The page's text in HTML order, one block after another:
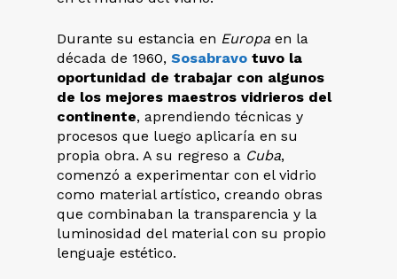
Durante su estancia en Europa en la
década de 1960,Sosabravo tuvo la
oportunidad de trabajar con algunos
de los mejores maestros vidrieros del
continente, aprendiendo técnicas y
procesos que luego aplicaría en su
propia obra. A su regreso a Cuba,
comenzó a experimentar con el vidrio
como material artístico, creando obras
que combinaban la transparencia y la
luminosidad del material con su propio
lenguaje estético.